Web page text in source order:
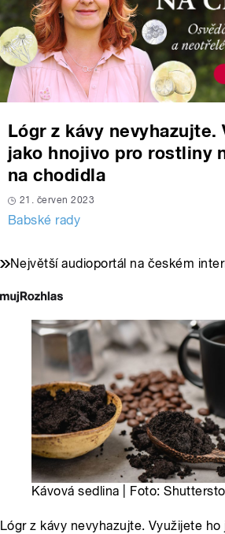
Lógr z kávy nevyhazujte.
jako hnojivo pro rostliny
na chodidla
21. červen 2023
Babské rady
Největší audioportál na českém
Kávová sedlina | Foto:
Lógr z kávy nevyhazujte. Využijete ho